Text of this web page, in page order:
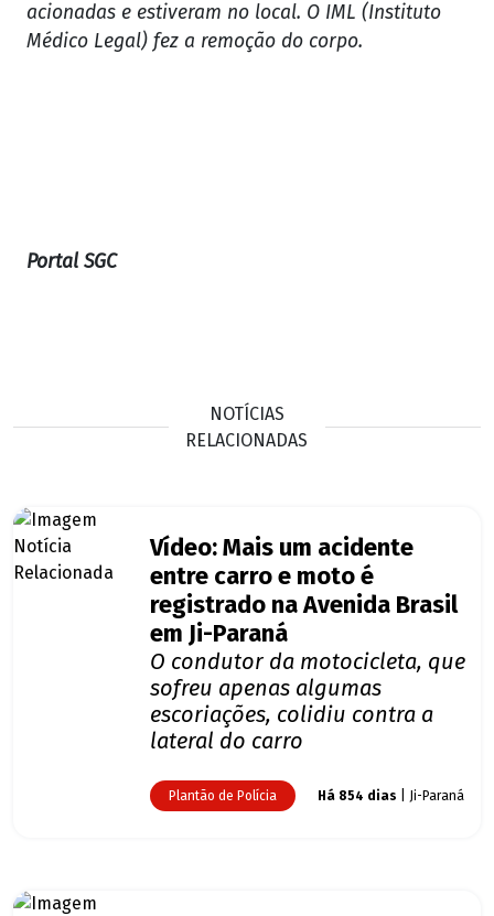
acionadas e estiveram no local. O IML (Instituto
Médico Legal) fez a remoção do corpo.
Portal SGC
NOTÍCIAS
RELACIONADAS
Vídeo: Mais um acidente
entre carro e moto é
registrado na Avenida Brasil
em Ji-Paraná
O condutor da motocicleta, que
sofreu apenas algumas
escoriações, colidiu contra a
lateral do carro
Plantão de Polícia Há 854 dias | Ji-Paraná